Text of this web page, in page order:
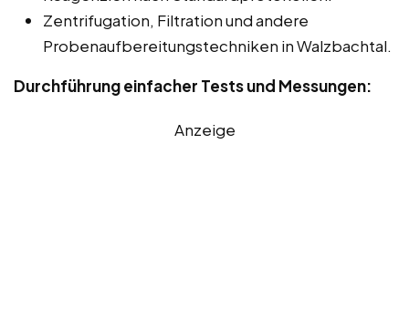
Zentrifugation, Filtration und andere
Probenaufbereitungstechniken in Walzbachtal.
Durchführung einfacher Tests und Messungen:
Anzeige